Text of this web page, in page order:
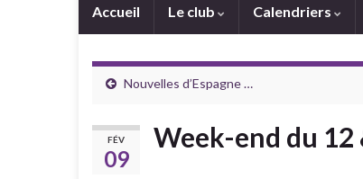
Accueil Le club Calendriers
Nouvelles d’Espagne …
FÉV
09
Week-end du